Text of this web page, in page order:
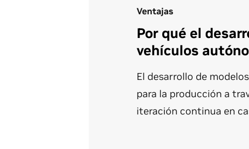
Ventajas
Por qué el
vehículos
El desarrollo de
para la producción a
iteración continua en